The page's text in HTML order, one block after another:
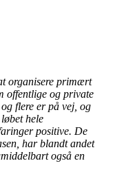
organisere primært
offentlige og private
flere er på vej, og
hele
positive. De
har blandt andet
også en